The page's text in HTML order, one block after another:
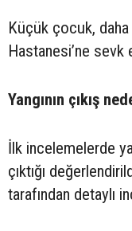
Küçük çocuk,
Hastanesi’ne sevk
Yangının çıkış
İlk incelemelerde
çıktığı
tarafından detaylı